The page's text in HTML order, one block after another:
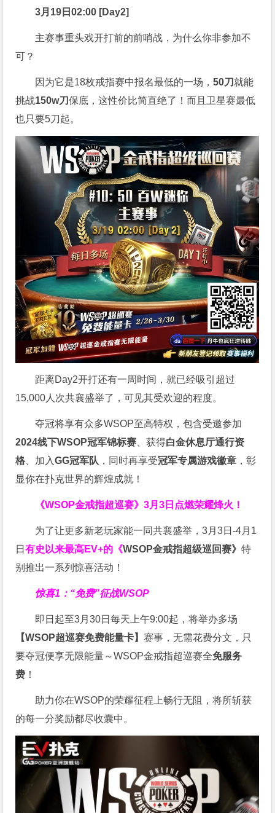
3月19日02:00 [Day2]
主赛事重头戏开打前的前哨战，为什么你非参加不
可？
因为它是18枚戒指赛中报名最低的一场，50刀 就能
挑战150w刀保底，这性价比简直绝了！而且卫星赛最低
也只要5刀起。
距离Day2开打还有一周时间，就已经吸引超过
15,000人次共襄盛举了，可见其受欢迎的程度。
夺冠将享有众多WSOP至高特权，包含受邀参加
2024线下WSOP冠军锦标赛 、获得白金休息厅通行资
格 、加入GG冠军队 ，同时再享受冠军专属游戏徽章 ，彰
显你在扑克世界的辉煌成就！
《WSOP金戒指超巡赛》3月3日点燃荣耀烽火！
为了让更多新老玩家能一同共襄盛举，3月3日-4月1
日有史以来最高EV+的《WSOP金戒指超级巡回赛》特
别推出一系列惊喜活动！
惊喜1：“免费”征战WSOP
即日起至3月30日每天上午9:00起，将举办多场
【WSOP超巡赛免费能量卡】赛事，无需花费分文，只
要夺冠便享无限能量～WSOP金戒指超巡赛全免服务
费 ！
助力你在WSOP的荣耀征程上畅行无阻，将所斩获
的每一分奖励都尽收囊中。